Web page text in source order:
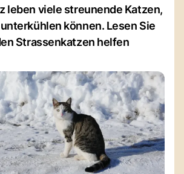
leben viele streunende Katzen,
können. Lesen Sie
Strassenkatzen helfen